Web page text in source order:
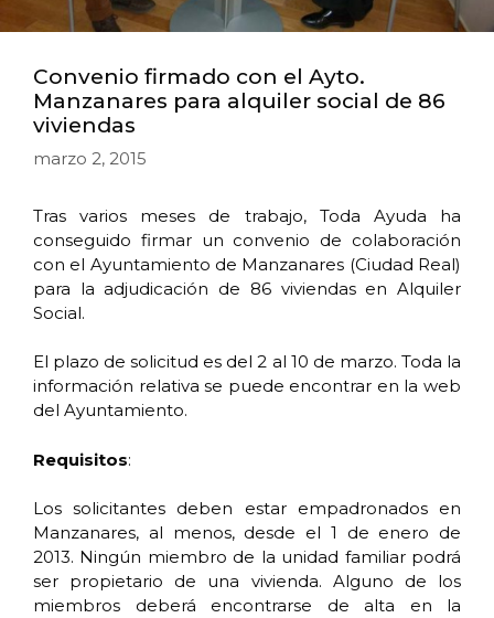
Convenio firmado con el Ayto.
Manzanares para alquiler social de 86
viviendas
marzo 2, 2015
Tras varios meses de trabajo, Toda Ayuda ha
conseguido firmar un convenio de colaboración
con el Ayuntamiento de Manzanares (Ciudad Real)
para la adjudicación de 86 viviendas en Alquiler
Social.
El plazo de solicitud es del 2 al 10 de marzo. Toda la
información relativa se puede encontrar en la web
del Ayuntamiento.
Requisitos:
Los solicitantes deben estar empadronados en
Manzanares, al menos, desde el 1 de enero de
2013. Ningún miembro de la unidad familiar podrá
ser propietario de una vivienda. Alguno de los
miembros deberá encontrarse de alta en la